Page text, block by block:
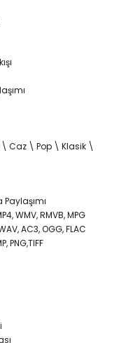
\ Caz \ Pop \ Klasik \
WMV, RMVB, MPG
AC3, OGG, FLAC
PNG,TIFF